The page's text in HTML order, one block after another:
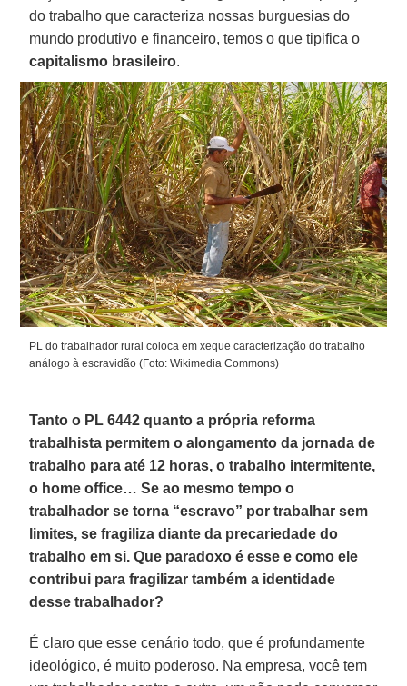
do trabalho que caracteriza nossas burguesias do
mundo produtivo e financeiro, temos o que tipifica o
capitalismo brasileiro.
PL do trabalhador rural coloca em xeque caracterização do trabalho
análogo à escravidão (Foto: Wikimedia Commons)
Tanto o PL 6442 quanto a própria reforma
trabalhista permitem o alongamento da jornada de
trabalho para até 12 horas, o trabalho intermitente,
o home office… Se ao mesmo tempo o
trabalhador se torna “escravo” por trabalhar sem
limites, se fragiliza diante da precariedade do
trabalho em si. Que paradoxo é esse e como ele
contribui para fragilizar também a identidade
desse trabalhador?
É claro que esse cenário todo, que é profundamente
ideológico, é muito poderoso. Na empresa, você tem